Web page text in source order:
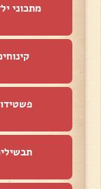
מתכוני